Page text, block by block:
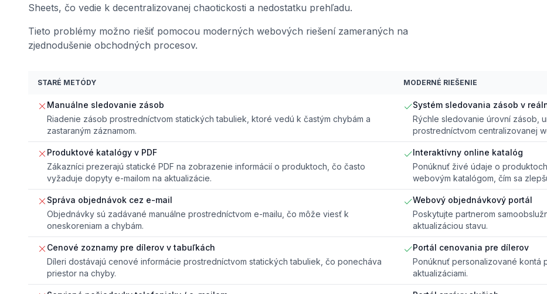
Sheets, čo vedie k decentralizovanej chaotickosti a nedostatku prehľadu.
Tieto problémy možno riešiť pomocou moderných webových riešení zameraných na
zjednodušenie obchodných procesov.
STARÉ METÓDY MODERNÉ RIEŠENIE
Manuálne sledovanie zásob
Riadenie zásob prostredníctvom statických tabuliek, ktoré vedú k častým chybám a
zastaraným záznamom.
Systém sledovania zásob v
Rýchle sledovanie úrovní zásob,
prostredníctvom centralizovanej
Produktové katalógy v PDF
Zákazníci prezerajú statické PDF na zobrazenie informácií o produktoch, čo často
vyžaduje dopyty e-mailom na aktualizácie.
Interaktívny online katalóg
Ponúknuť živé údaje o
webovým katalógom, čím sa
Správa objednávok cez e-mail
Objednávky sú zadávané manuálne prostredníctvom e-mailu, čo môže viesť k
oneskoreniam a chybám.
Webový objednávkový portál
Poskytujte partnerom
aktualizáciou stavu.
Cenové zoznamy pre dílerov v tabuľkách
Díleri dostávajú cenové informácie prostredníctvom statických tabuliek, čo ponecháva
priestor na chyby.
Portál cenovania pre dílerov
Ponúknuť personalizované kontá
aktualizáciami.